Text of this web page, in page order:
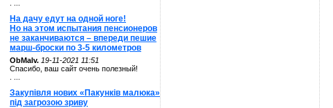
На дачу едут на одной ноге!
Но на этом испытания пенсионеров
не заканчиваются – впереди пешие
марш-броски по 3-5 километров
ОbMalv. 19-11-2021 11:51
Спасибо, ваш сайт очень полезный!
Закупівля нових «Пакунків малюка»
під загрозою зриву